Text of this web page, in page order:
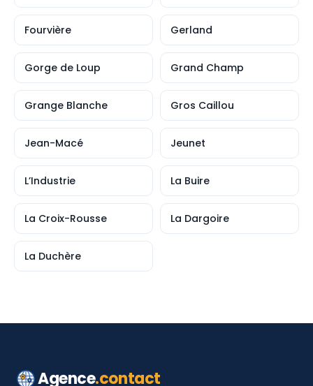
Fourvière Gerland
Gorge de Loup Grand Champ
Grange Blanche Gros Caillou
Jean-Macé Jeunet
L’Industrie La Buire
La Croix-Rousse La Dargoire
La Duchère
Agence.contact